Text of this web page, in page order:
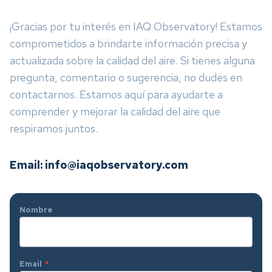
¡Gracias por tu interés en IAQ Observatory! Estamos
comprometidos a brindarte información precisa y
actualizada sobre la calidad del aire. Si tienes alguna
pregunta, comentario o sugerencia, no dudes en
contactarnos. Estamos aquí para ayudarte a
comprender y mejorar la calidad del aire que
respiramos juntos.
Email: info@iaqobservatory.com
Nombre
Email *